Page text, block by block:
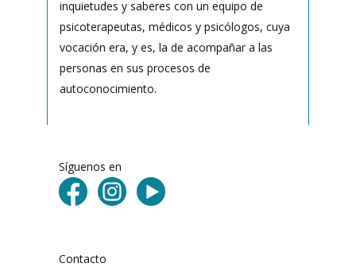
inquietudes y saberes con un equipo de
psicoterapeutas, médicos y psicólogos, cuya
vocación era, y es, la de acompañar a las
personas en sus procesos de
autoconocimiento.
Síguenos en
Contacto